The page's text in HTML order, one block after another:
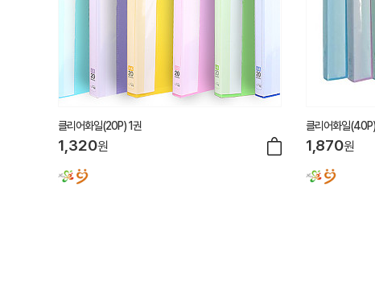
클리어화일(20P) 1권
1,320원
클리어화일
1,870원